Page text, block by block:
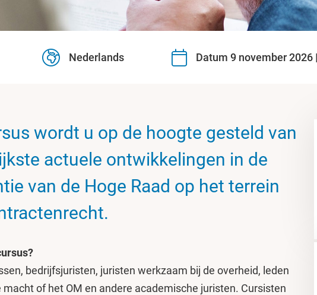
Nederlands Datum 9 november 2026
wordt u op de hoogte gesteld van
actuele ontwikkelingen in de
van de Hoge Raad op het terrein
bedrijfsjuristen, juristen werkzaam bij de overheid, leden
of het OM en andere academische juristen. Cursisten